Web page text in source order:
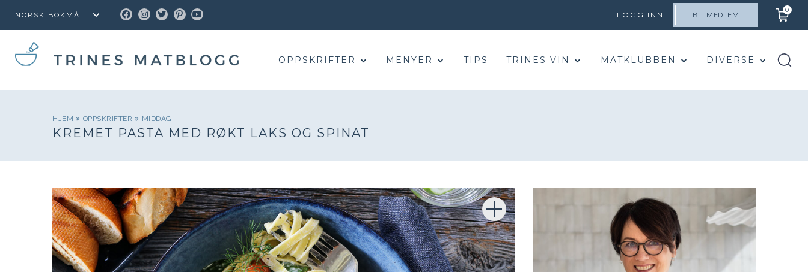
FACEBOOK
INSTAGRAM
TWITTER
PINTEREST
YOUTUBE LOGG INN BLI MEDLEM
0
OPPSKRIFTER MENYER TIPS TRINES VIN MATKLUBBEN DIVERSE
HJEM OPPSKRIFTER MIDDAG
KREMET PASTA MED RØKT LAKS OG SPINAT